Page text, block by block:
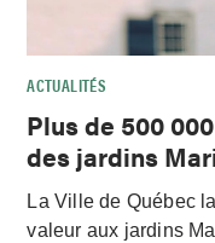
ACTUALITÉS
Plus de 500
des jardins
La Ville de Québec
valeur aux jardins